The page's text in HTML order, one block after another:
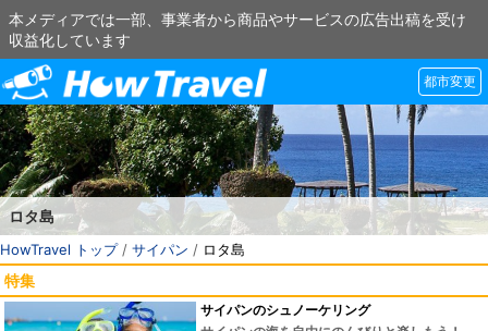
本メディアでは一部、事業者から商品やサービスの広告出稿を受け
収益化しています
都市変更
ロタ島
HowTravel トップ/ サイパン / ロタ島
特集
サイパンのシュノーケリング